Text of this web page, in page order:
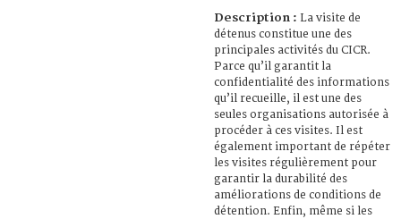
Description : La visite de
détenus constitue une des
principales activités du CICR.
Parce qu’il garantit la
confidentialité des informations
qu’il recueille, il est une des
seules organisations autorisée à
procéder à ces visites. Il est
également important de répéter
les visites régulièrement pour
garantir la durabilité des
améliorations de conditions de
détention. Enfin, même si les